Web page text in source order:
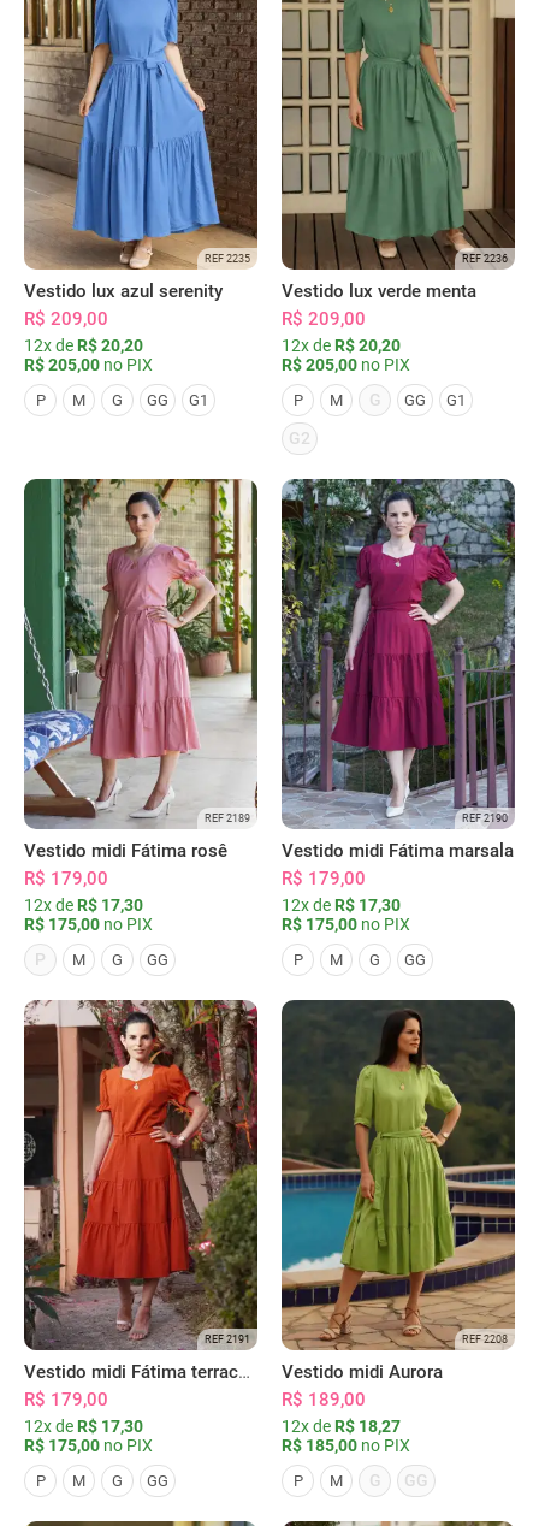
REF 2235
Vestido lux azul serenity
R$ 209,00
12x de R$ 20,20
R$ 205,00 no PIX
P M G GG G1
REF 2236
Vestido lux verde menta
R$ 209,00
12x de R$ 20,20
R$ 205,00 no PIX
P M G GG G1
G2
REF 2189
Vestido midi Fátima rosê
R$ 179,00
12x de R$ 17,30
R$ 175,00 no PIX
P
M G GG
REF 2190
Vestido midi Fátima marsala
R$ 179,00
12x de R$ 17,30
R$ 175,00 no PIX
P M G GG
REF 2191
Vestido midi Fátima terracota
R$ 179,00
12x de R$ 17,30
R$ 175,00 no PIX
P M G GG
REF 2208
Vestido midi Aurora
R$ 189,00
12x de R$ 18,27
R$ 185,00 no PIX
P M G GG